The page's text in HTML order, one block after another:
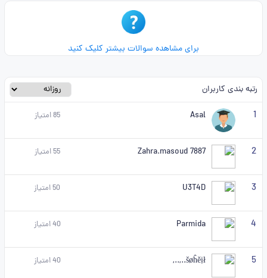
برای مشاهده سوالات بیشتر کلیک کنید
رتبه بندی کاربران
1
Asal
85امتیاز
2
Zahra.masoud 7887
55امتیاز
3
U3T4D
50امتیاز
4
Parmida
40امتیاز
5
šøĥěịł..,..,
40امتیاز